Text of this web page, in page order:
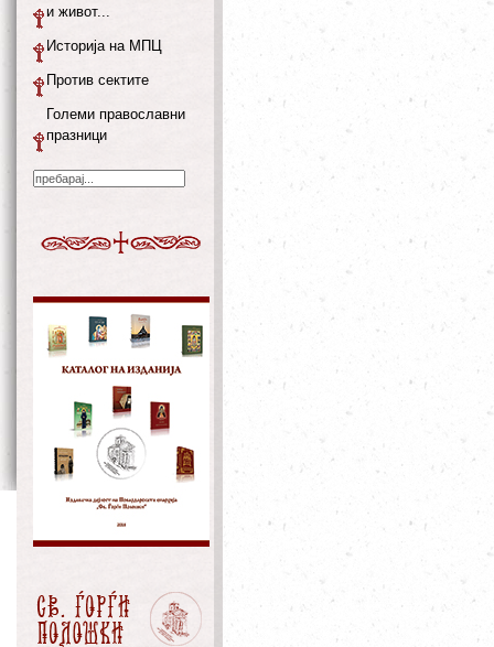
и живот...
Историја на МПЦ
Против сектите
Големи православни
празници